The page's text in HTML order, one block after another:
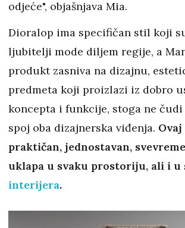
odjeće", objašnjava Mia.
Dioralop ima specifičan stil koji
ljubitelji mode diljem regije, a
produkt zasniva na dizajnu,
predmeta koji proizlazi iz dobro
koncepta i funkcije, stoga ne čudi
spoj oba dizajnerska viđenja.
praktičan, jednostavan,
uklapa u svaku prostoriju, ali i u
interijera.